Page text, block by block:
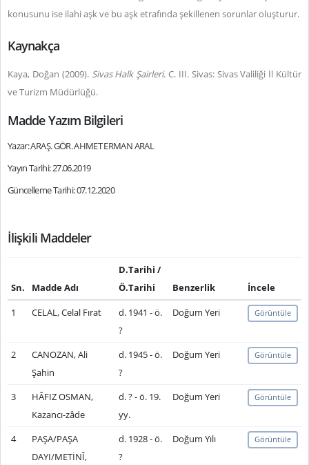
konusunu ise ilahi aşk ve bu aşk etrafında şekillenen sorunlar oluşturur.
Kaynakça
Kaya, Doğan (2009). Sivas Halk Şairleri. C. III. Sivas: Sivas Valiliği İl Kültür
ve Turizm Müdürlüğü.
Madde Yazım Bilgileri
Yazar: ARAŞ. GÖR. AHMET ERMAN ARAL
Yayın Tarihi: 27.06.2019
Güncelleme Tarihi: 07.12.2020
İlişkili Maddeler
Sn. Madde Adı
D.Tarihi /
Ö.Tarihi
Benzerlik
İncele
1
CELAL, Celal Fırat
d. 1941 - ö.
?
Doğum Yeri Görüntüle
2
CANOZAN, Ali
Şahin
d. 1945 - ö.
?
Doğum Yeri Görüntüle
3
HÂFIZ OSMAN,
Kazancı-zâde
d. ? - ö. 19.
yy.
Doğum Yeri Görüntüle
4
PAŞA/PAŞA
DAYI/METİNÎ,
d. 1928 - ö.
?
Doğum Yılı Görüntüle